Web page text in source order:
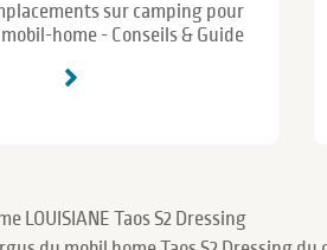
sur camping pour
home - Conseils & Guide
LOUISIANE Taos S2 Dressing